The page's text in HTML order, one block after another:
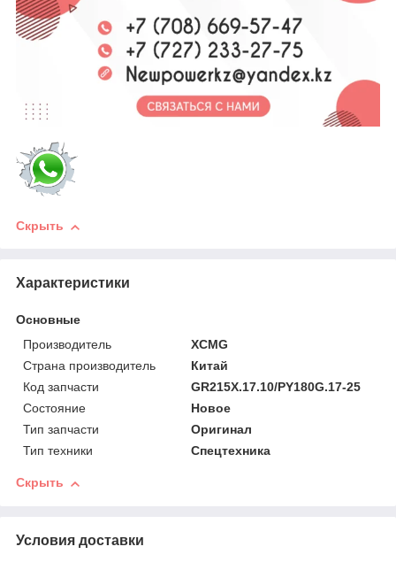
Скрыть
Характеристики
Основные
Производитель
XCMG
Страна производитель
Китай
Код запчасти
GR215Х.17.10/PY180G.17-25
Состояние
Новое
Тип запчасти
Оригинал
Тип техники
Спецтехника
Скрыть
Условия доставки